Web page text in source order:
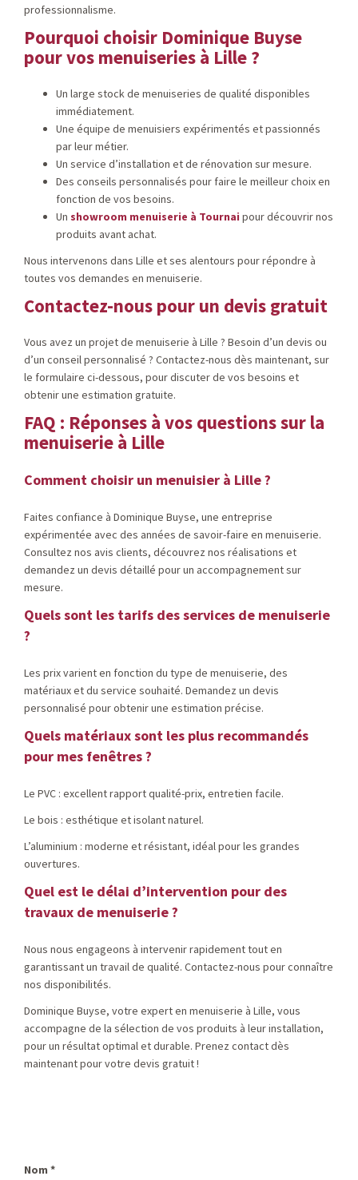
professionnalisme.
Pourquoi choisir Dominique Buyse
pour vos menuiseries à Lille ?
Un large stock de menuiseries de qualité disponibles
immédiatement.
Une équipe de menuisiers expérimentés et passionnés
par leur métier.
Un service d’installation et de rénovation sur mesure.
Des conseils personnalisés pour faire le meilleur choix en
fonction de vos besoins.
Un showroom menuiserie à Tournai pour découvrir nos
produits avant achat.
Nous intervenons dans Lille et ses alentours pour répondre à
toutes vos demandes en menuiserie.
Contactez-nous pour un devis gratuit
Vous avez un projet de menuiserie à Lille ? Besoin d’un devis ou
d’un conseil personnalisé ? Contactez-nous dès maintenant, sur
le formulaire ci-dessous, pour discuter de vos besoins et
obtenir une estimation gratuite.
FAQ : Réponses à vos questions sur la
menuiserie à Lille
Comment choisir un menuisier à Lille ?
Faites confiance à Dominique Buyse, une entreprise
expérimentée avec des années de savoir-faire en menuiserie.
Consultez nos avis clients, découvrez nos réalisations et
demandez un devis détaillé pour un accompagnement sur
mesure.
Quels sont les tarifs des services de menuiserie
?
Les prix varient en fonction du type de menuiserie, des
matériaux et du service souhaité. Demandez un devis
personnalisé pour obtenir une estimation précise.
Quels matériaux sont les plus recommandés
pour mes fenêtres ?
Le PVC : excellent rapport qualité-prix, entretien facile.
Le bois : esthétique et isolant naturel.
L’aluminium : moderne et résistant, idéal pour les grandes
ouvertures.
Quel est le délai d’intervention pour des
travaux de menuiserie ?
Nous nous engageons à intervenir rapidement tout en
garantissant un travail de qualité. Contactez-nous pour connaître
nos disponibilités.
Dominique Buyse, votre expert en menuiserie à Lille, vous
accompagne de la sélection de vos produits à leur installation,
pour un résultat optimal et durable. Prenez contact dès
maintenant pour votre devis gratuit !
Nom *